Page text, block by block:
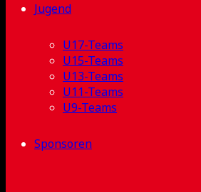
Jugend
U17-Teams
U15-Teams
U13-Teams
U11-Teams
U9-Teams
Sponsoren